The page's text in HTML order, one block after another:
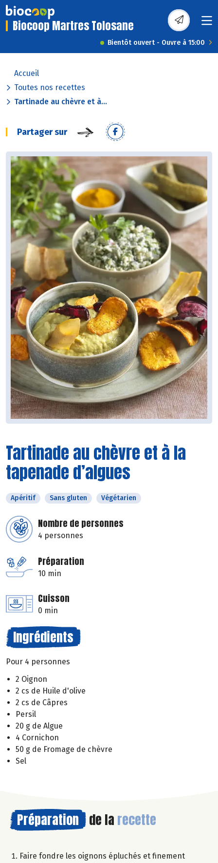
Biocoop Martres Tolosane
Bientôt ouvert - Ouvre à 15:00
Accueil
Toutes nos recettes
Tartinade au chèvre et à...
Partager sur
Tartinade au chèvre et à la
tapenade d’algues
Apéritif Sans gluten Végétarien
Nombre de personnes
4 personnes
Préparation
10 min
Cuisson
0 min
Ingrédients
Pour 4 personnes
2 Oignon
2 cs de Huile d'olive
2 cs de Câpres
Persil
20 g de Algue
4 Cornichon
50 g de Fromage de chèvre
Sel
Préparation de la recette
Faire fondre les oignons épluchés et finement